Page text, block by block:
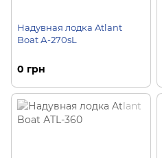
Надувная лодка Atlant
Boat А-270sL
0 грн